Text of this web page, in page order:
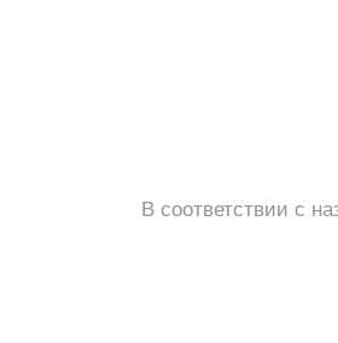
В соответствии с